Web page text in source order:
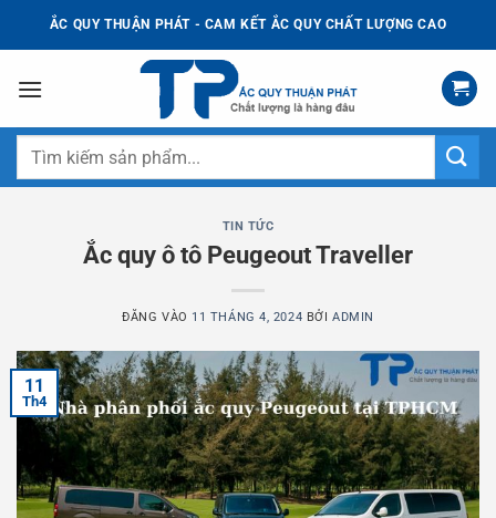
dung
ẮC QUY THUẬN PHÁT - CAM KẾT ẮC QUY CHẤT LƯỢNG CAO
Tìm
TIN TỨC
Ắc quy ô tô Peugeout Traveller
ĐĂNG VÀO 11 THÁNG 4, 2024 BỞI ADMIN
11
Th4